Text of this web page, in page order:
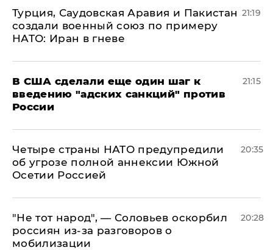
Турция, Саудовская Аравия и Пакистан
создали военный союз по примеру
НАТО: Иран в гневе
21:19
В США сделали еще один шаг к
введению "адских санкций" против
России
21:15
Четыре страны НАТО предупредили
об угрозе полной аннексии Южной
Осетии Россией
20:35
​"Не тот народ", — Соловьев оскорбил
россиян из-за разговоров о
мобилизации
20:28